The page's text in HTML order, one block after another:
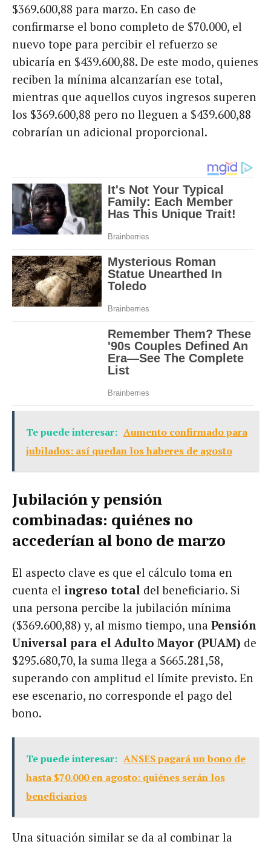
$369.600,88 para marzo. En caso de
confirmarse el bono completo de $70.000, el
nuevo tope para percibir el refuerzo se
ubicaría en $439.600,88. De este modo, quienes
reciben la mínima alcanzarían ese total,
mientras que aquellos cuyos ingresos superen
los $369.600,88 pero no lleguen a $439.600,88
cobrarían un adicional proporcional.
Te puede interesar: Aumento confirmado para
jubilados: así quedan los haberes de agosto
Jubilación y pensión
combinadas: quiénes no
accederían al bono de marzo
El aspecto clave es que el cálculo toma en
cuenta el ingreso total del beneficiario. Si
una persona percibe la jubilación mínima
($369.600,88) y, al mismo tiempo, una Pensión
Universal para el Adulto Mayor (PUAM) de
$295.680,70, la suma llega a $665.281,58,
superando con amplitud el límite previsto. En
ese escenario, no corresponde el pago del
bono.
Te puede interesar: ANSES pagará un bono de
hasta $70.000 en agosto: quiénes serán los
beneficiarios
Una situación similar se da al combinar la